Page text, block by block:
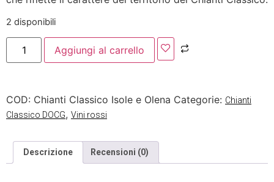
2 disponibili
Aggiungi al carrello
COD: Chianti Classico Isole e Olena Categorie: Chianti
Classico DOCG, Vini rossi
Descrizione Recensioni (0)